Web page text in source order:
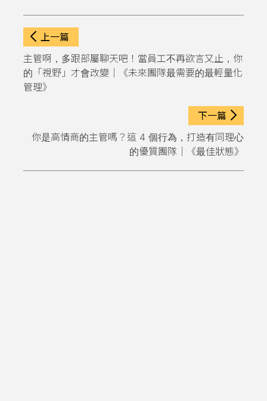
上一篇
主管啊，多跟部屬聊天吧！當員工不再欲言又止，你
的「視野」才會改變｜《未來團隊最需要的最輕量化
管理》
下一篇
你是高情商的主管嗎？這 4 個行為，打造有同理心
的優質團隊｜《最佳狀態》